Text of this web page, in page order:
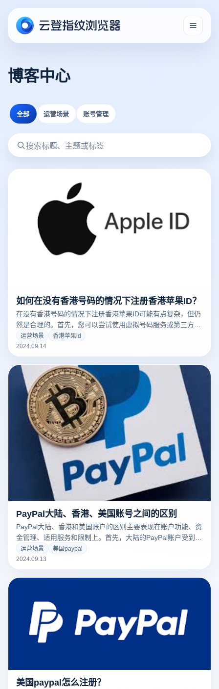
博客中心
全部 运营场景 账号管理
如何在没有香港号码的情况下注册香港苹果ID？
在没有香港号码的情况下注册香港苹果ID可能有点复杂，但仍
然是合理的。首先，您可以尝试使用虚拟号码服务或第三方在
线接收短信平台，提供临时香港电话号码接收验证短信。其
次，使用虚拟特殊网络（VPN）您可以在注册时打扮成香港的
IP地址，以满足位置要求。最后，您还可以考虑通过提供有效
的香港地址和支付方式来完成注册。虽然这些方法可以帮助您
完成注册，但请注意，使用虚拟服务或假地址可能存在一定的
风险。
运营场景
香港苹果id
2024.09.14
PayPal大陆、香港、美国账号之间的区别
PayPal大陆、香港和美国账户的区别主要表现在账户功能、资
金管理、适用服务和限制上。首先，大陆的PayPal账户受到中
国大陆金融监管的限制，客户只能绑定一些银行，在资金提现
和货币兑换方面有一定的限制。香港PayPal账户在国际支付上
更加灵活，客户可以绑定各种国际储蓄卡，支持广泛的货币和
交易范围，适合跨境电商和国际业务。美国PayPal账户的功能
的费用和最快的提现速度，特别适合与美国市场频繁交易的用
运营场景
美国paypal
2024.09.13
美国paypal怎么注册？